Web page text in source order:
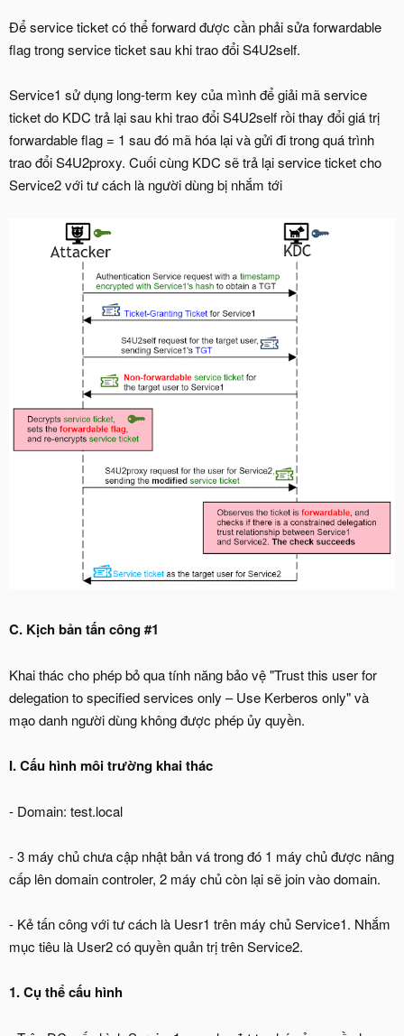
Để service ticket có thể forward được cần phải sửa forwardable
flag trong service ticket sau khi trao đổi S4U2self.
Service1 sử dụng long-term key của mình để giải mã service
ticket do KDC trả lại sau khi trao đổi S4U2self rồi thay đổi giá trị
forwardable flag = 1 sau đó mã hóa lại và gửi đi trong quá trình
trao đổi S4U2proxy. Cuối cùng KDC sẽ trả lại service ticket cho
Service2 với tư cách là người dùng bị nhắm tới
C. Kịch bản tấn công #1
Khai thác cho phép bỏ qua tính năng bảo vệ "Trust this user for
delegation to specified services only – Use Kerberos only" và
mạo danh người dùng không được phép ủy quyền.
I. Cấu hình môi trường khai thác
- Domain: test.local
- 3 máy chủ chưa cập nhật bản vá trong đó 1 máy chủ được nâng
cấp lên domain controler, 2 máy chủ còn lại sẽ join vào domain.
- Kẻ tấn công với tư cách là Uesr1 trên máy chủ Service1. Nhắm
mục tiêu là User2 có quyền quản trị trên Service2.
1. Cụ thể cấu hình